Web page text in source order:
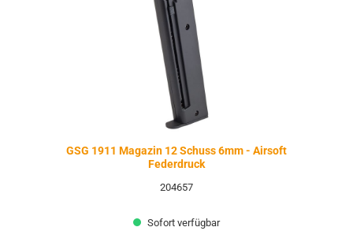
GSG 1911 Magazin 12 Schuss 6mm - Airsoft
Federdruck
204657
Sofort verfügbar